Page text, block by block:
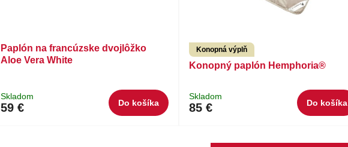
Paplón na francúzske dvojlôžko
Aloe Vera White
Skladom
59 € Do košíka
Konopná výplň
Konopný paplón Hemphoria®
Skladom
85 € Do košíka